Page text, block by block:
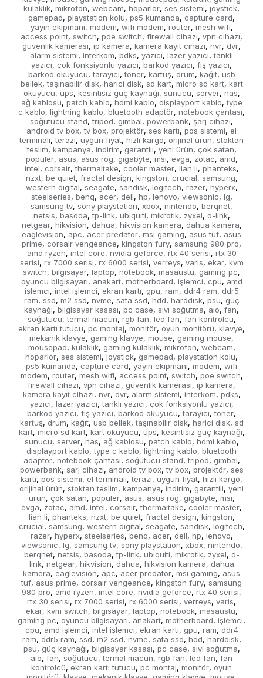
kulaklık, mikrofon, webcam, hoparlör, ses sistemi, joystick,
gamepad, playstation kolu, ps5 kumanda, capture card,
yayın ekipmanı, modem, wifi modem, router, mesh wifi,
access point, switch, poe switch, firewall cihazı, vpn cihazı,
güvenlik kamerası, ip kamera, kamera kayıt cihazı, nvr, dvr,
alarm sistemi, interkom, pdks, yazıcı, lazer yazıcı, tanklı
yazıcı, çok fonksiyonlu yazıcı, barkod yazıcı, fiş yazıcı,
barkod okuyucu, tarayıcı, toner, kartuş, drum, kağıt, usb
bellek, taşınabilir disk, harici disk, sd kart, micro sd kart, kart
okuyucu, ups, kesintisiz güç kaynağı, sunucu, server, nas,
ağ kablosu, patch kablo, hdmi kablo, displayport kablo, type
c kablo, lightning kablo, bluetooth adaptör, notebook çantası,
soğutucu stand, tripod, gimbal, powerbank, şarj cihazı,
android tv box, tv box, projektör, ses kartı, pos sistemi, el
terminali, terazi, uygun fiyat, hızlı kargo, orijinal ürün, stoktan
teslim, kampanya, indirim, garantili, yeni ürün, çok satan,
popüler, asus, asus rog, gigabyte, msi, evga, zotac, amd,
intel, corsair, thermaltake, cooler master, lian li, phanteks,
nzxt, be quiet, fractal design, kingston, crucial, samsung,
western digital, seagate, sandisk, logitech, razer, hyperx,
steelseries, benq, acer, dell, hp, lenovo, viewsonic, lg,
samsung tv, sony playstation, xbox, nintendo, berqnet,
netsis, basoda, tp-link, ubiquiti, mikrotik, zyxel, d-link,
netgear, hikvision, dahua, hikvision kamera, dahua kamera,
eaglevision, apc, acer predator, msi gaming, asus tuf, asus
prime, corsair vengeance, kingston fury, samsung 980 pro,
amd ryzen, intel core, nvidia geforce, rtx 40 serisi, rtx 30
serisi, rx 7000 serisi, rx 6000 serisi, verreys, varis, ekar, kvm
switch, bilgisayar, laptop, notebook, masaüstü, gaming pc,
oyuncu bilgisayarı, anakart, motherboard, işlemci, cpu, amd
işlemci, intel işlemci, ekran kartı, gpu, ram, ddr4 ram, ddr5
ram, ssd, m2 ssd, nvme, sata ssd, hdd, harddisk, psu, güç
kaynağı, bilgisayar kasası, pc case, sıvı soğutma, aio, fan,
soğutucu, termal macun, rgb fan, led fan, fan kontrolcü,
ekran kartı tutucu, pc montaj, monitör, oyun monitörü, klavye,
mekanik klavye, gaming klavye, mouse, gaming mouse,
mousepad, kulaklık, gaming kulaklık, mikrofon, webcam,
hoparlör, ses sistemi, joystick, gamepad, playstation kolu,
ps5 kumanda, capture card, yayın ekipmanı, modem, wifi
modem, router, mesh wifi, access point, switch, poe switch,
firewall cihazı, vpn cihazı, güvenlik kamerası, ip kamera,
kamera kayıt cihazı, nvr, dvr, alarm sistemi, interkom, pdks,
yazıcı, lazer yazıcı, tanklı yazıcı, çok fonksiyonlu yazıcı,
barkod yazıcı, fiş yazıcı, barkod okuyucu, tarayıcı, toner,
kartuş, drum, kağıt, usb bellek, taşınabilir disk, harici disk, sd
kart, micro sd kart, kart okuyucu, ups, kesintisiz güç kaynağı,
sunucu, server, nas, ağ kablosu, patch kablo, hdmi kablo,
displayport kablo, type c kablo, lightning kablo, bluetooth
adaptör, notebook çantası, soğutucu stand, tripod, gimbal,
powerbank, şarj cihazı, android tv box, tv box, projektör, ses
kartı, pos sistemi, el terminali, terazi, uygun fiyat, hızlı kargo,
orijinal ürün, stoktan teslim, kampanya, indirim, garantili, yeni
ürün, çok satan, popüler, asus, asus rog, gigabyte, msi,
evga, zotac, amd, intel, corsair, thermaltake, cooler master,
lian li, phanteks, nzxt, be quiet, fractal design, kingston,
crucial, samsung, western digital, seagate, sandisk, logitech,
razer, hyperx, steelseries, benq, acer, dell, hp, lenovo,
viewsonic, lg, samsung tv, sony playstation, xbox, nintendo,
berqnet, netsis, basoda, tp-link, ubiquiti, mikrotik, zyxel, d-
link, netgear, hikvision, dahua, hikvision kamera, dahua
kamera, eaglevision, apc, acer predator, msi gaming, asus
tuf, asus prime, corsair vengeance, kingston fury, samsung
980 pro, amd ryzen, intel core, nvidia geforce, rtx 40 serisi,
rtx 30 serisi, rx 7000 serisi, rx 6000 serisi, verreys, varis,
ekar, kvm switch, bilgisayar, laptop, notebook, masaüstü,
gaming pc, oyuncu bilgisayarı, anakart, motherboard, işlemci,
cpu, amd işlemci, intel işlemci, ekran kartı, gpu, ram, ddr4
ram, ddr5 ram, ssd, m2 ssd, nvme, sata ssd, hdd, harddisk,
psu, güç kaynağı, bilgisayar kasası, pc case, sıvı soğutma,
aio, fan, soğutucu, termal macun, rgb fan, led fan, fan
kontrolcü, ekran kartı tutucu, pc montaj, monitör, oyun